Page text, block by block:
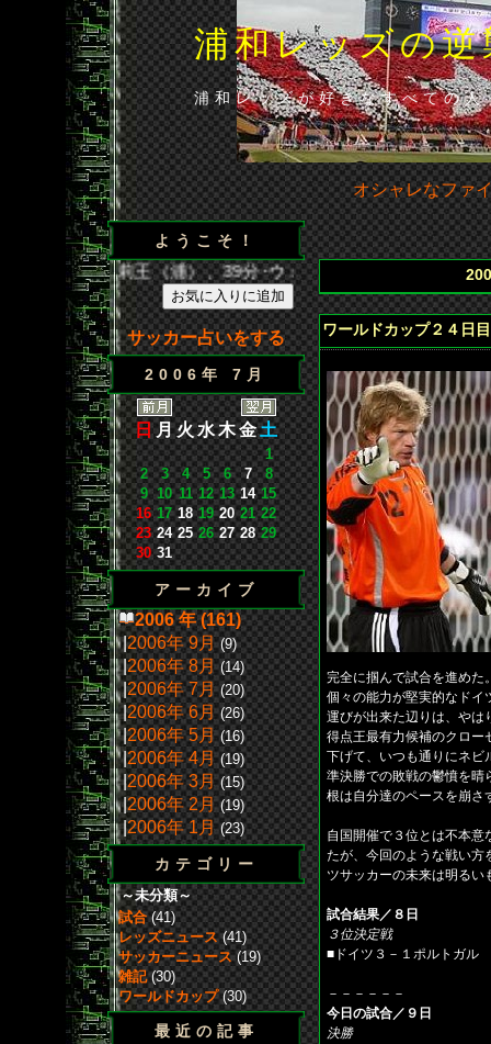
浦和レッズの
浦和レッズが好きなすべての
オシャレなファ
ようこそ！
35分･闘莉王（浦）、39分･ウェズレイ（広）、86分･山
サッカー占いをする
2006年 7月
日 月火水木金土
1
2
3 4 5 6 7
8
9 10 11 12 13 14 15
16 17 18 19 20 21 22
23 24 25 26 27 28 29
30 31
アーカイブ
2006 年 (161)
|2006年 9月 (9)
|2006年 8月 (14)
|2006年 7月 (20)
|2006年 6月 (26)
|2006年 5月 (16)
|2006年 4月 (19)
|2006年 3月 (15)
|2006年 2月 (19)
|2006年 1月 (23)
カテゴリー
～未分類～
試合(41)
レッズニュース(41)
サッカーニュース(19)
雑記(30)
ワールドカップ(30)
最近の記事
ワールドカップ２４日
完全に掴んで試合を進めた
個々の能力が堅実的なドイ
運びが出来た辺りは、やは
得点王最有力候補のクロー
下げて、いつも通りにネビ
準決勝での敗戦の鬱憤を晴
根は自分達のペースを崩さ
自国開催で３位とは不本
たが、今回のような戦い方
ツサッカーの未来は明るい
試合結果／８日
３位決定戦
■ドイツ３－１ポルトガル
－－－－－－
今日の試合／９日
決勝